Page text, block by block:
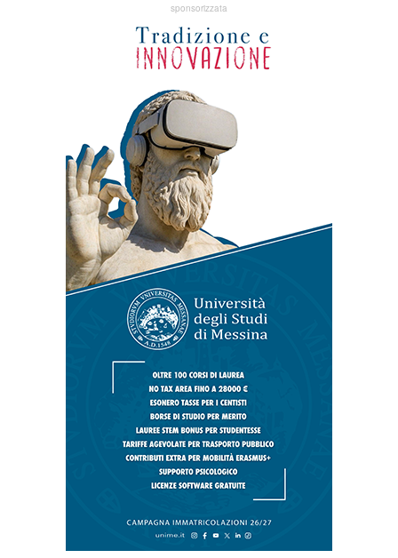
sponsorizzata